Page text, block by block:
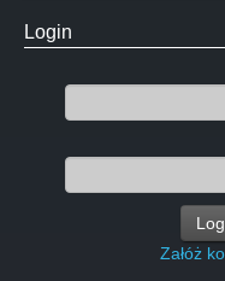
Login
Załóż